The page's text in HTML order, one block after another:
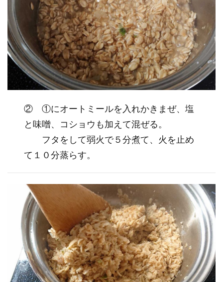
② ①にオートミールを入れかきまぜ、塩
と味噌、コショウも加えて混ぜる。
フタをして弱火で５分煮て、火を止め
て１０分蒸らす。